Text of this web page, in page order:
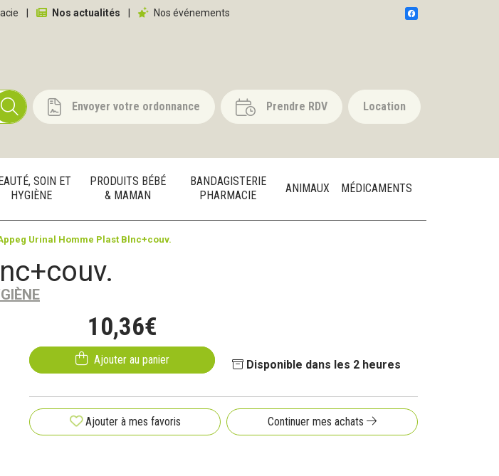
Nos actualités Nos événements
Envoyer votre ordonnance Prendre RDV Location
SOIN ET
HYGIÈNE
PRODUITS BÉBÉ
& MAMAN
BANDAGISTERIE
PHARMACIE
ANIMAUX MÉDICAMENTS
Urinal Homme Plast Blnc+couv.
10,36€
Ajouter au panier Disponible dans les 2 heures
Ajouter à mes favoris Continuer mes achats